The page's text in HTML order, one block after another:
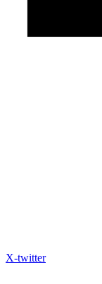
X-twitter